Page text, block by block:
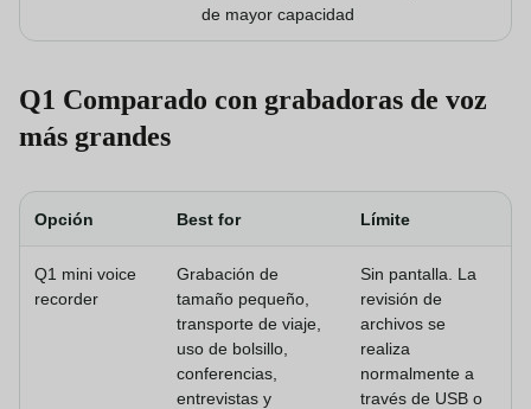
de mayor capacidad
Q1 Comparado con grabadoras de voz
más grandes
Opción Best for Límite
Q1 mini voice
recorder
Grabación de
tamaño pequeño,
transporte de viaje,
uso de bolsillo,
conferencias,
entrevistas y
Sin pantalla. La
revisión de
archivos se
realiza
normalmente a
través de USB o